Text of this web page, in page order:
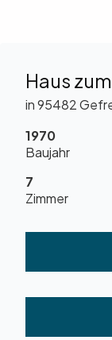
Haus
in 95482
1970
Baujahr
7
Zimmer